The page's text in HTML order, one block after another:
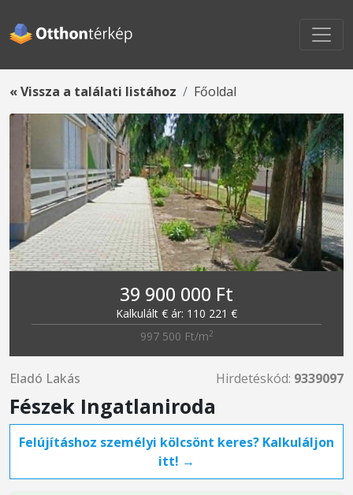
« Vissza a találati listához Főoldal
39 900 000 Ft
Kalkulált € ár: 110 221 €
997 500 Ft/m2
Eladó Lakás Hirdetéskód: 9339097
Fészek Ingatlaniroda
Felújításhoz személyi kölcsönt keres? Kalkuláljon
itt! →